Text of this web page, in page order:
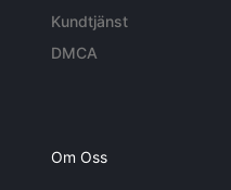
Kundtjänst
DMCA
Om Oss